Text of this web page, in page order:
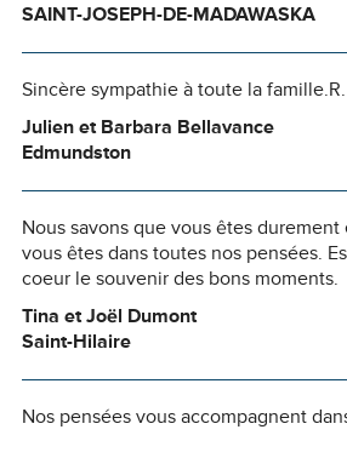
SAINT-JOSEPH-DE-MADAWASKA
Sincère sympathie à toute la
Julien et Barbara Bellavance
Edmundston
Nous savons que vous êtes
vous êtes dans toutes nos pensées.
coeur le souvenir des bons moments.
Tina et Joël Dumont
Saint-Hilaire
Nos pensées vous accompagnent